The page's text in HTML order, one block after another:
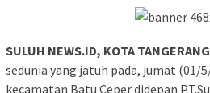
SULUH NEWS.ID, KOTA TANGERANG
sedunia yang jatuh pada, jumat (01/
kecamatan Batu Ceper didepan